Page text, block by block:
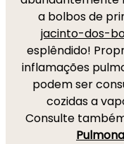
a bolbos de
jacinto-dos-
esplêndido!
inflamações
podem ser
cozidas a
Consulte